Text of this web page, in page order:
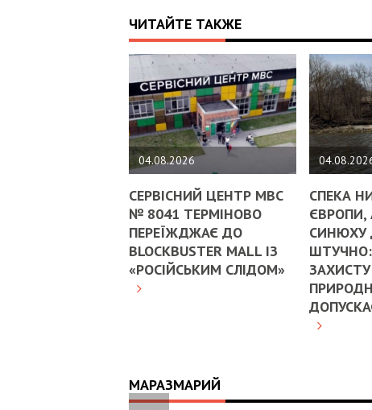
ЧИТАЙТЕ ТАКЖЕ
04.08.2026
СЕРВІСНИЙ ЦЕНТР МВС
№ 8041 ТЕРМІНОВО
ПЕРЕЇЖДЖАЄ ДО
BLOCKBUSTER MALL ІЗ
«РОСІЙСЬКИМ СЛІДОМ»
СПЕКА
ЄВРОПИ,
СИНЮХУ
ШТУЧНО:
МАРАЗМАРИЙ